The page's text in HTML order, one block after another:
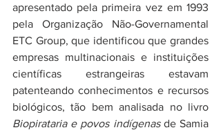
apresentado pela primeira vez em 1993
pela Organização Não-Governamental
ETC Group, que identificou que grandes
empresas multinacionais e instituições
científicas estrangeiras estavam
patenteando conhecimentos e recursos
Biopirataria e povos indígenas de Samia